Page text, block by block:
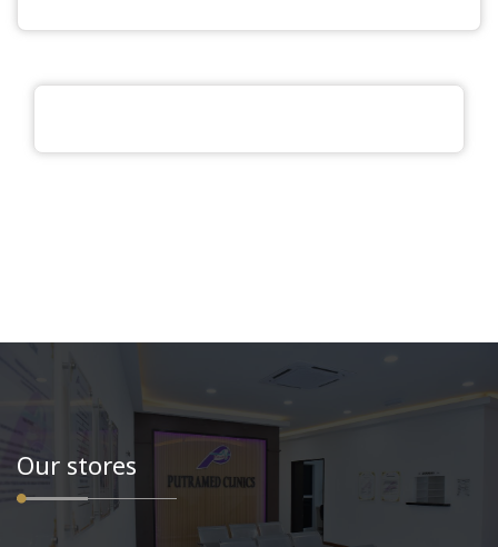
Our stores